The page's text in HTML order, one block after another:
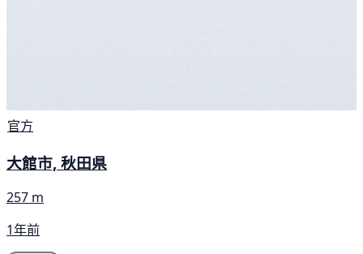
官方
大館市, 秋田県
257 m
1年前